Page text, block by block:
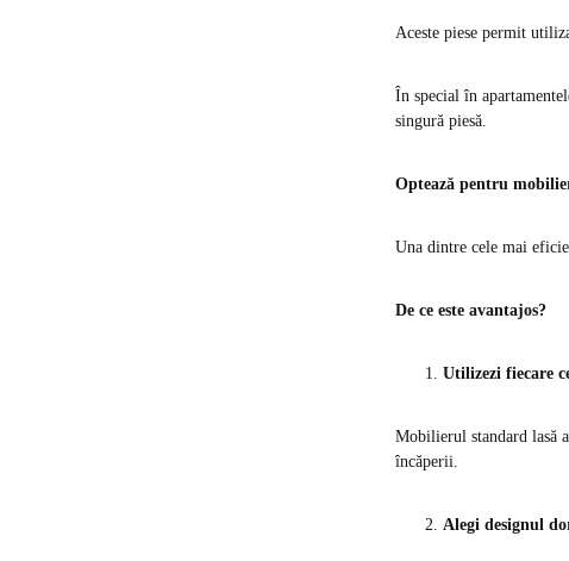
Aceste piese permit
În special în
singură piesă.
Optează pentru
Una dintre cele mai
De ce este avantajos?
Utilizezi fiecare
Mobilierul standard lasă
încăperii.
Alegi designul